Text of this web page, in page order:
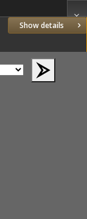
Show details